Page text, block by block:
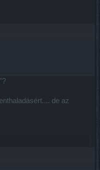
de az